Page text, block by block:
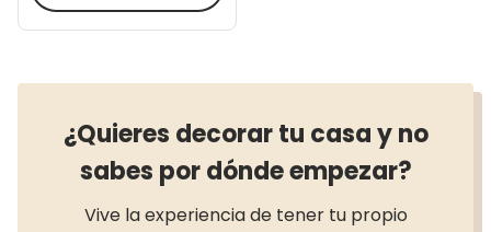
¿Quieres decorar tu casa y no
sabes por dónde empezar?
Vive la experiencia de tener tu propio